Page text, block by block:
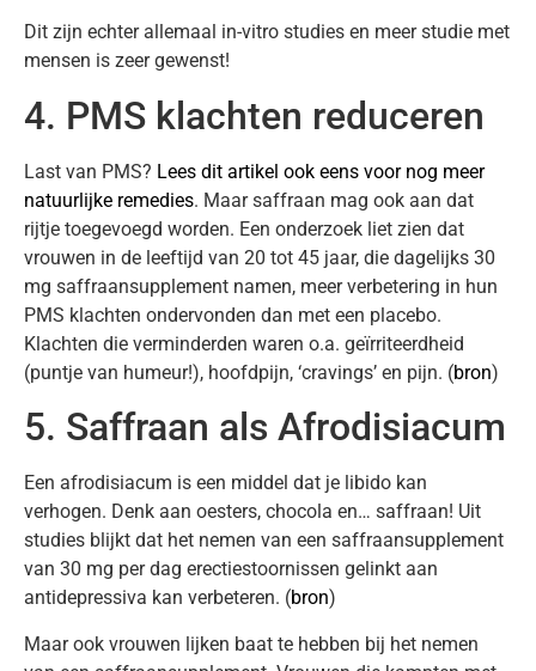
Dit zijn echter allemaal in-vitro studies en meer studie met
mensen is zeer gewenst!
4. PMS klachten reduceren
Last van PMS? Lees dit artikel ook eens voor nog meer
natuurlijke remedies. Maar saffraan mag ook aan dat
rijtje toegevoegd worden. Een onderzoek liet zien dat
vrouwen in de leeftijd van 20 tot 45 jaar, die dagelijks 30
mg saffraansupplement namen, meer verbetering in hun
PMS klachten ondervonden dan met een placebo.
Klachten die verminderden waren o.a. geïrriteerdheid
(puntje van humeur!), hoofdpijn, ‘cravings’ en pijn. (bron)
5. Saffraan als Afrodisiacum
Een afrodisiacum is een middel dat je libido kan
verhogen. Denk aan oesters, chocola en… saffraan! Uit
studies blijkt dat het nemen van een saffraansupplement
van 30 mg per dag erectiestoornissen gelinkt aan
antidepressiva kan verbeteren. (bron)
Maar ook vrouwen lijken baat te hebben bij het nemen